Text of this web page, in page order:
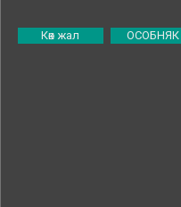
Көк жал ОСОБНЯК